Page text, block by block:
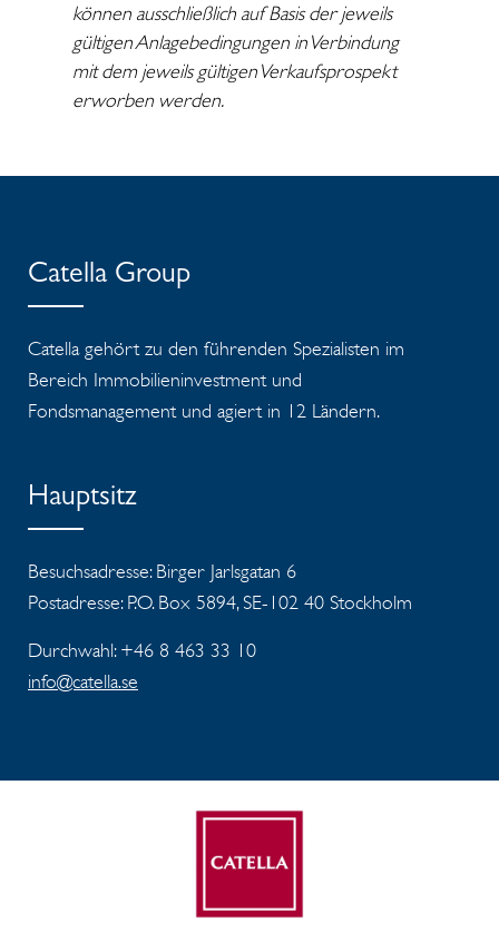
können ausschließlich auf Basis der jeweils
gültigen Anlagebedingungen in Verbindung
mit dem jeweils gültigen Verkaufsprospekt
erworben werden.
Catella Group
Catella gehört zu den führenden Spezialisten im
Bereich Immobilieninvestment und
Fondsmanagement und agiert in 12 Ländern.
Hauptsitz
Besuchsadresse: Birger Jarlsgatan 6
Postadresse: P.O. Box 5894, SE-102 40 Stockholm
Durchwahl: +46 8 463 33 10
info@catella.se